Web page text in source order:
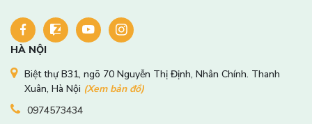
HÀ NỘI
Biệt thự B31, ngõ 70 Nguyễn Thị Định, Nhân Chính. Thanh
Xuân, Hà Nội (Xem bản đồ)
0974573434